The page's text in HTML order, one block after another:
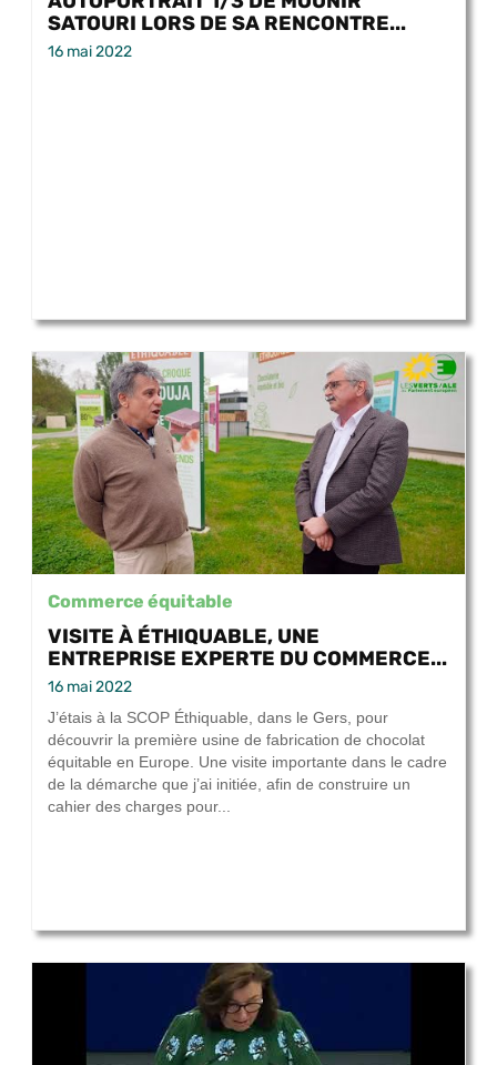
SATOURI LORS DE SA RENCONTRE...
16 mai 2022
Commerce équitable
VISITE À ÉTHIQUABLE, UNE
ENTREPRISE EXPERTE DU COMMERCE...
16 mai 2022
J’étais à la SCOP Éthiquable, dans le Gers, pour
découvrir la première usine de fabrication de chocolat
équitable en Europe. Une visite importante dans le cadre
de la démarche que j’ai initiée, afin de construire un
cahier des charges pour...